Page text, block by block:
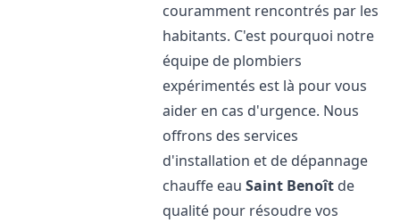
couramment rencontrés par les
habitants. C'est pourquoi notre
équipe de plombiers
expérimentés est là pour vous
aider en cas d'urgence. Nous
offrons des services
d'installation et de dépannage
chauffe eauSaint Benoît de
qualité pour résoudre vos